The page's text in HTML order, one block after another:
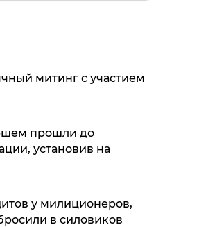
митинг с участием
прошли до
установив на
у милиционеров,
в силовиков